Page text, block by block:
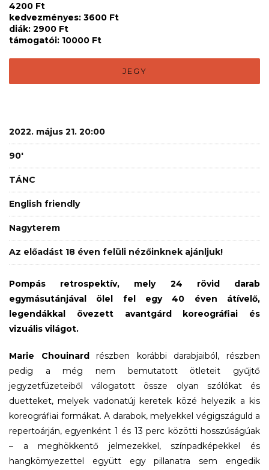
4200 Ft
kedvezményes: 3600 Ft
diák: 2900 Ft
támogatói: 10000 Ft
JEGY
2022. május 21. 20:00
90'
TÁNC
English friendly
Nagyterem
Az előadást 18 éven felüli nézőinknek ajánljuk!
Pompás retrospektív, mely 24 rövid darab
egymásutánjával ölel fel egy 40 éven átívelő,
legendákkal övezett avantgárd koreográfiai és
vizuális világot.
Marie Chouinardrészben korábbi darabjaiból, részben
pedig a még nem bemutatott ötleteit gyűjtő
jegyzetfüzeteiből válogatott össze olyan szólókat és
duetteket, melyek vadonatúj keretek közé helyezik a kis
koreográfiai formákat. A darabok, melyekkel végigszáguld a
repertoárján, egyenként 1 és 13 perc közötti hosszúságúak
– a meghökkentő jelmezekkel, színpadképekkel és
hangkörnyezettel együtt egy pillanatra sem engedik